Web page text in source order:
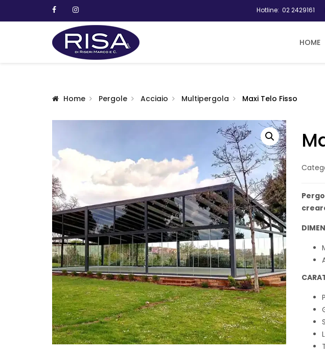
Hotline: 02 2429161
HOME
Home Pergole Acciaio Multipergola Maxi Telo Fisso